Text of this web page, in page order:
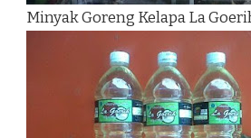
Minyak Goreng Kelapa La